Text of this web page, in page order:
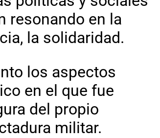
resonando en la
la solidaridad.
los aspectos
en el que fue
del propio
militar.